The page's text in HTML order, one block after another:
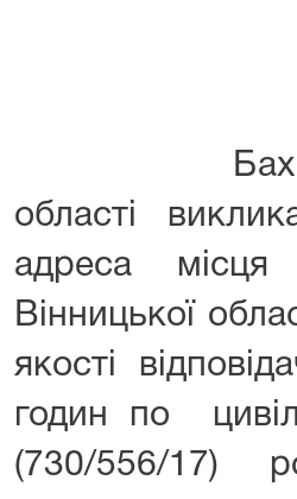
Бахмацький
області
адреса
Вінницької
якості
годин по
(730/556/17)